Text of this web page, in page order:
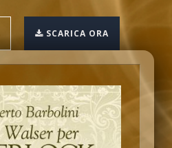
SCARICA ORA